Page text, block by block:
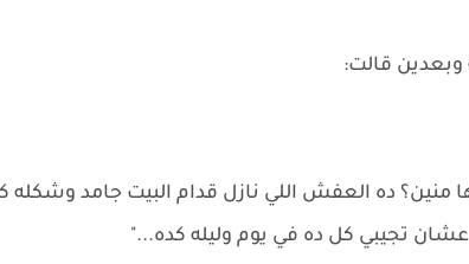
قالت:
ده العفش اللي نازل قدام البيت جامد وشكله
عشان تجيبي كل ده في يوم وليله كده..."